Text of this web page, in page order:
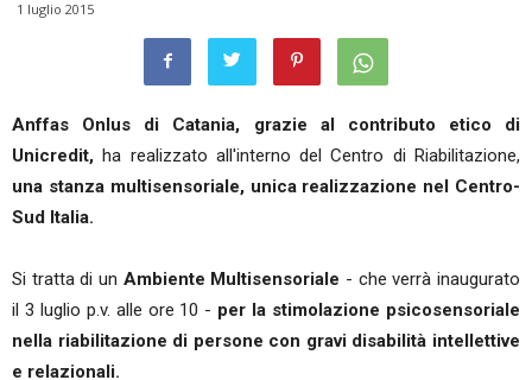
1 luglio 2015
Anffas Onlus di Catania, grazie al contributo etico di
Unicredit,ha realizzato all'interno del Centro di Riabilitazione,
una stanza multisensoriale, unica realizzazione nel Centro-
Sud Italia.
Si tratta di un Ambiente Multisensoriale - che verrà inaugurato
il 3 luglio p.v. alle ore 10 - per la stimolazione psicosensoriale
nella riabilitazione di persone con gravi disabilità intellettive
e relazionali.